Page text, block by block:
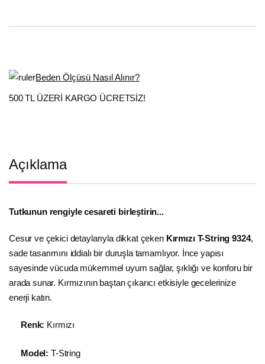
Beden Ölçüsü Nasıl Alınır?
500 TL ÜZERİ KARGO ÜCRETSİZ!
Açıklama
Tutkunun rengiyle cesareti birleştirin...
Cesur ve çekici detaylarıyla dikkat çeken Kırmızı T-String 9324,
sade tasarımını iddialı bir duruşla tamamlıyor. İnce yapısı
sayesinde vücuda mükemmel uyum sağlar, şıklığı ve konforu bir
arada sunar. Kırmızının baştan çıkarıcı etkisiyle gecelerinize
enerji katın.
Renk: Kırmızı
Model: T-String